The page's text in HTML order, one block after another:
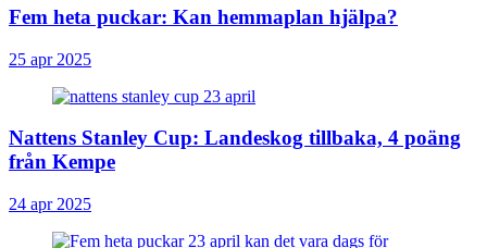
Fem heta puckar: Kan hemmaplan hjälpa?
25 apr 2025
Nattens Stanley Cup: Landeskog tillbaka, 4 poäng
från Kempe
24 apr 2025